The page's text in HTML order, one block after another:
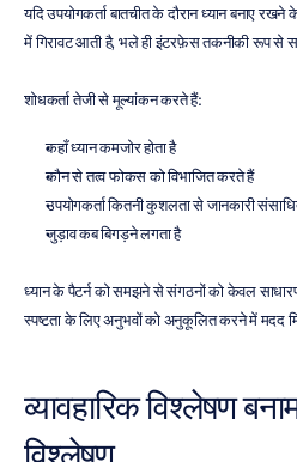
यदि उपयोगकर्ता बातचीत के दौरान ध्यान बनाए रखने
में गिरावट आती है, भले ही इंटरफ़ेस तकनीकी रूप से
शोधकर्ता तेजी से मूल्यांकन करते हैं:
कहाँ ध्यान कमजोर होता है
कौन से तत्व फोकस को विभाजित करते हैं
उपयोगकर्ता कितनी कुशलता से जानकारी
जुड़ाव कब बिगड़ने लगता है
ध्यान के पैटर्न को समझने से संगठनों को केवल
स्पष्टता के लिए अनुभवों को अनुकूलित करने में मदद
व्यावहारिक विश्लेषण